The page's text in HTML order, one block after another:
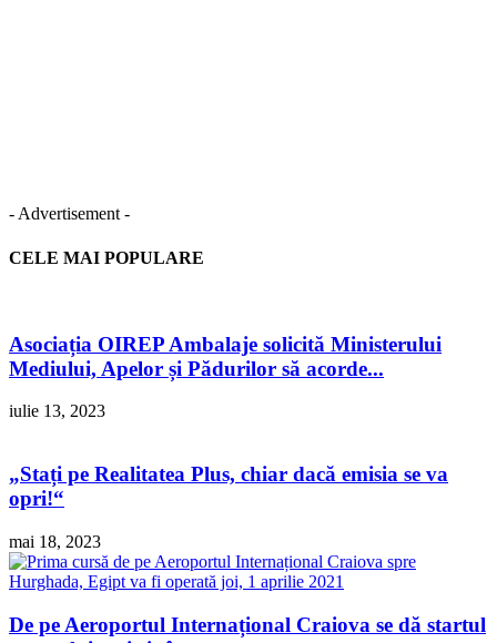
- Advertisement -
CELE MAI POPULARE
Asociația OIREP Ambalaje solicită Ministerului
Mediului, Apelor și Pădurilor să acorde...
iulie 13, 2023
„Stați pe Realitatea Plus, chiar dacă emisia se va
opri!“
mai 18, 2023
De pe Aeroportul Internațional Craiova se dă startul